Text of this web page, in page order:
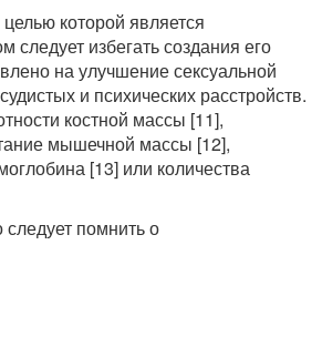
которой является
избегать создания его
на улучшение сексуальной
и психических расстройств.
костной массы [11],
мышечной массы [12],
[13] или количества
помнить о